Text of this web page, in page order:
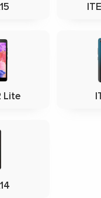
Lite